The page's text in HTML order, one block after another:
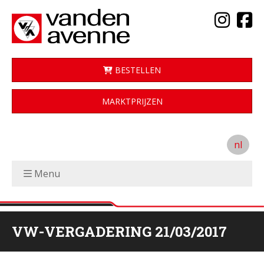
BESTELLEN
MARKTPRIJZEN
nl
Menu
VW-VERGADERING 21/03/2017